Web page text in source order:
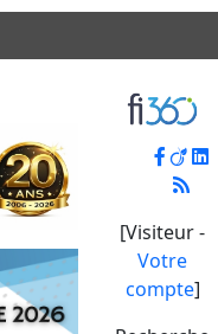
[Visiteur -
Votre
compte]